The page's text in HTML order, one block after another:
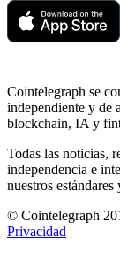
Cointelegraph se
independiente y de
blockchain, IA y
Todas las noticias,
independencia e
nuestros estándares
© Cointelegraph
Privacidad